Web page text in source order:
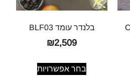
בלנדר עומד BLF03
₪2,509
בחר אפשרויות